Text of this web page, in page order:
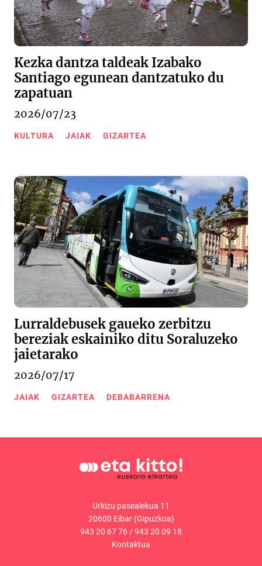
Kezka dantza taldeak Izabako
Santiago egunean dantzatuko du
zapatuan
2026/07/23
KULTURA JAIAK GIZARTEA
Lurraldebusek gaueko zerbitzu
bereziak eskainiko ditu Soraluzeko
jaietarako
2026/07/17
JAIAK GIZARTEA DEBABARRENA
Urkizu pasealekua 11
20600 Eibar (Gipuzkoa)
943 20 67 76/943 20 09 18
Kontaktua